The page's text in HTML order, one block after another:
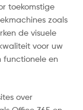
toekomstige
zoals
de visuele
voor uw
functionele en
over